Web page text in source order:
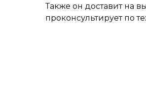
Также он доставит на
проконсультирует по